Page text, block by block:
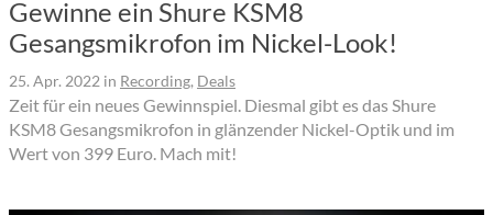
Gewinne ein Shure KSM8
Gesangsmikrofon im Nickel-Look!
25. Apr. 2022 in Recording, Deals
Zeit für ein neues Gewinnspiel. Diesmal gibt es das Shure
KSM8 Gesangsmikrofon in glänzender Nickel-Optik und im
Wert von 399 Euro. Mach mit!